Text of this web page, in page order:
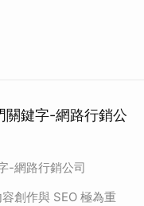
鍵字-網路行銷公
-網路行銷公司
創作與 SEO 極為重